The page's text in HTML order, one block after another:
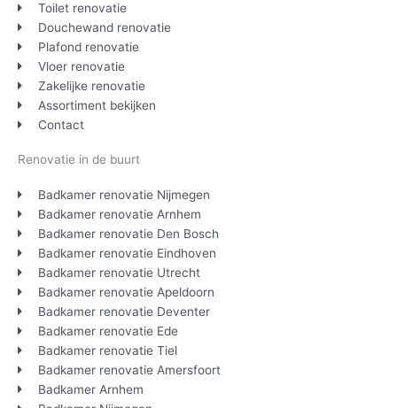
Toilet renovatie
Douchewand renovatie
Plafond renovatie
Vloer renovatie
Zakelijke renovatie
Assortiment bekijken
Contact
Renovatie in de buurt
Badkamer renovatie Nijmegen
Badkamer renovatie Arnhem
Badkamer renovatie Den Bosch
Badkamer renovatie Eindhoven
Badkamer renovatie Utrecht
Badkamer renovatie Apeldoorn
Badkamer renovatie Deventer
Badkamer renovatie Ede
Badkamer renovatie Tiel
Badkamer renovatie Amersfoort
Badkamer Arnhem